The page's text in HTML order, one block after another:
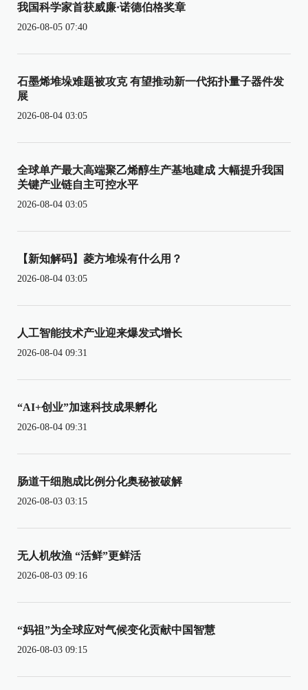
我国科学家首获威廉·诺德伯格奖章
2026-08-05 07:40
石墨烯堆垛难题被攻克 有望推动新一代拓扑量子器件发
展
2026-08-04 03:05
全球单产最大高端聚乙烯醇生产基地建成 大幅提升我国
关键产业链自主可控水平
2026-08-04 03:05
【新知解码】菱方堆垛有什么用？
2026-08-04 03:05
人工智能技术产业迎来爆发式增长
2026-08-04 09:31
“AI+创业”加速科技成果孵化
2026-08-04 09:31
肠道干细胞成比例分化奥秘被破解
2026-08-03 03:15
无人机牧渔 “活鲜”更鲜活
2026-08-03 09:16
“妈祖”为全球应对气候变化贡献中国智慧
2026-08-03 09:15